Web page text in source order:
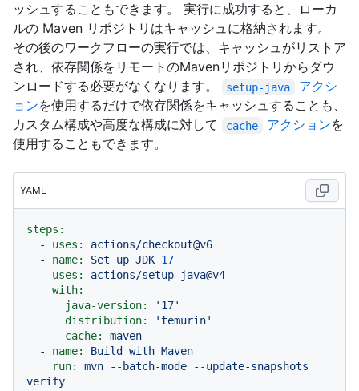
ッシュすることもできます。 実行に成功すると、ローカ
ルの Maven リポジトリはキャッシュに格納されます。
その後のワークフローの実行では、キャッシュがリストア
され、依存関係をリモートのMavenリポジトリからダウ
ンロードする必要がなくなります。
setup-java
アクシ
ョンを使用するだけで依存関係をキャッシュすることも、
カスタム構成や高度な構成に対して
cache アクションを
使用することもできます。
YAML
steps:
-
uses:
actions/checkout@v6
-
name: Set up JDK 17
uses:
actions/setup-java@v4
with:
java-version:
'17'
distribution:
'temurin'
cache:
maven
-
name: Build with Maven
run:
mvn --batch-mode
--update-snapshots
verify